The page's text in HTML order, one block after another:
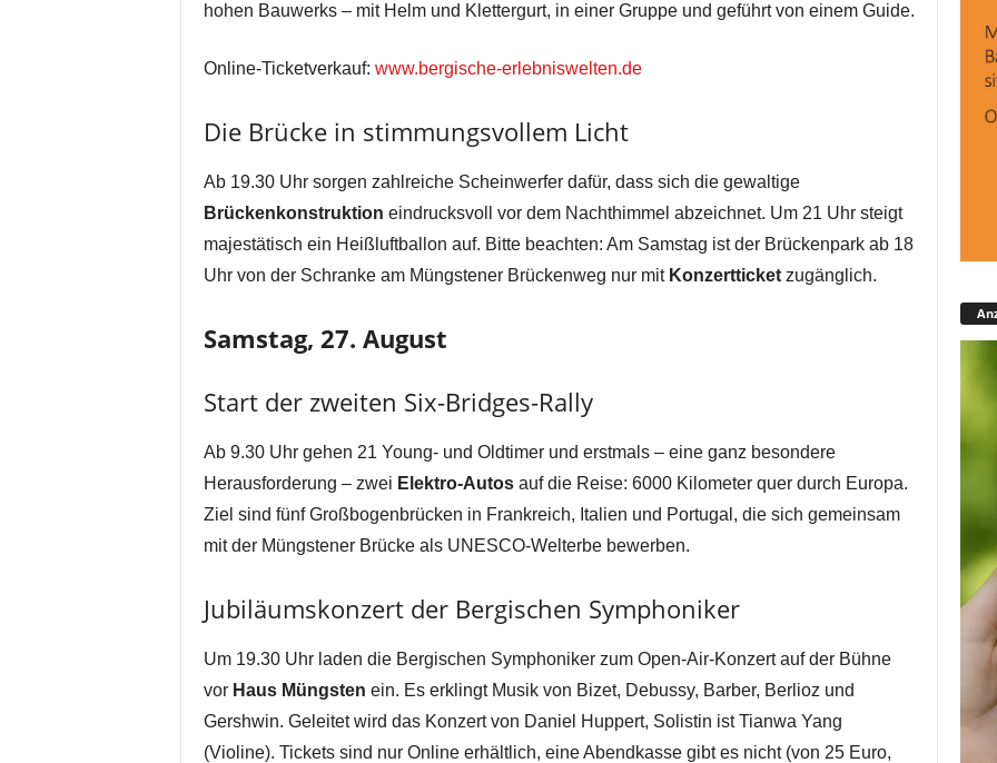
hohen Bauwerks – mit Helm und Klettergurt, in einer Gruppe und geführt von einem Guide.
Online-Ticketverkauf: www.bergische-erlebniswelten.de
Die Brücke in stimmungsvollem Licht
Ab 19.30 Uhr sorgen zahlreiche Scheinwerfer dafür, dass sich die gewaltige
Brückenkonstruktion eindrucksvoll vor dem Nachthimmel abzeichnet. Um 21 Uhr steigt
majestätisch ein Heißluftballon auf. Bitte beachten: Am Samstag ist der Brückenpark ab 18
Uhr von der Schranke am Müngstener Brückenweg nur mit Konzertticketzugänglich.
Samstag, 27. August
Start der zweiten Six-Bridges-Rally
Ab 9.30 Uhr gehen 21 Young- und Oldtimer und erstmals – eine ganz besondere
Herausforderung – zwei Elektro-Autosauf die Reise: 6000 Kilometer quer durch Europa.
Ziel sind fünf Großbogenbrücken in Frankreich, Italien und Portugal, die sich gemeinsam
mit der Müngstener Brücke als UNESCO-Welterbe bewerben.
Jubiläumskonzert der Bergischen Symphoniker
Um 19.30 Uhr laden die Bergischen Symphoniker zum Open-Air-Konzert auf der Bühne
vor Haus Müngsten ein. Es erklingt Musik von Bizet, Debussy, Barber, Berlioz und
Gershwin. Geleitet wird das Konzert von Daniel Huppert, Solistin ist Tianwa Yang
(Violine). Tickets sind nur Online erhältlich, eine Abendkasse gibt es nicht (von 25 Euro,